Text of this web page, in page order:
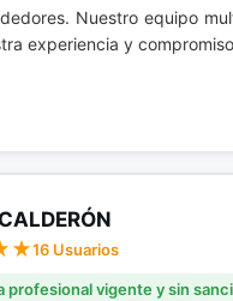
Nuestro equipo
experiencia y
16 Usuarios
profesional vigente y sin